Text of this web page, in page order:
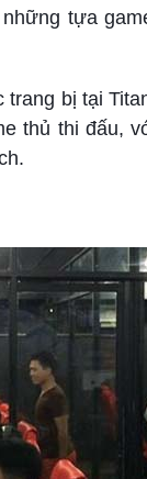
tựa
bị tại
thủ thi đấu,